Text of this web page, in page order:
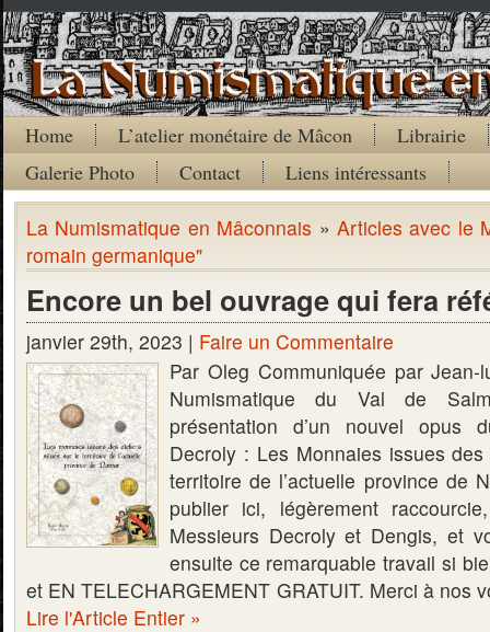
Home L’atelier monétaire de Mâcon
Librairie
Galerie Photo
Contact Liens intéressants
La Numismatique en Mâconnais »Articles avec le
romain germanique"
Encore un bel ouvrage qui fera
janvier 29th, 2023 | Faire un Commentaire
Par Oleg Communiquée par
Numismatique du Val de
présentation d’un nouvel opus
Decroly : Les Monnaies issues
territoire de l’actuelle province de
publier ici, légèrement
Messieurs Decroly et Dengis, et
ensuite ce remarquable travail si
et EN TELECHARGEMENT GRATUIT. Merci à nos
Lire l'Article Entier »